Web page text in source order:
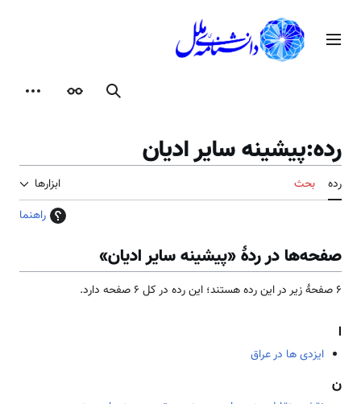
محتوامنوی اصلی
جستجوظاهر
رده:پیشینه سایر ادیان
رده بحث
ابزارها
راهنما
صفحه‌ها در ردهٔ «پیشینه سایر ادیان»
۶ صفحۀ زیر در این رده هستند؛ این رده در کل ۶ صفحه دارد.
ا
ایزدی ها در عراق
ن